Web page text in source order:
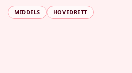
MIDDELS HOVEDRETT